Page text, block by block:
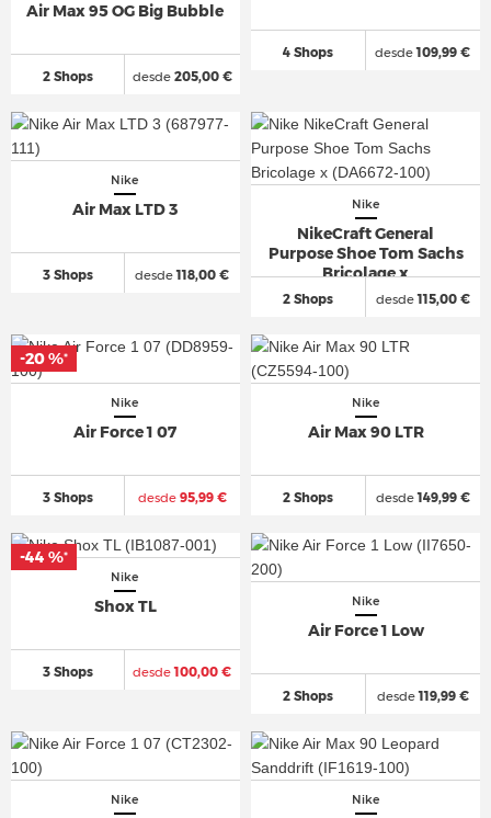
Air Max 95 OG Big Bubble
2 Shops desde205,00 €
4 Shops desde109,99 €
Nike
Air Max LTD 3
3 Shops desde118,00 €
Nike
NikeCraft General
Purpose Shoe Tom Sachs
Bricolage x
2 Shops desde115,00 €
Nike
Air Force 1 07
3 Shops desde95,99 €
-20 %*
Nike
Air Max 90 LTR
2 Shops desde149,99 €
Nike
Shox TL
3 Shops desde100,00 €
-44 %*
Nike
Air Force 1 Low
2 Shops desde119,99 €
Nike Nike